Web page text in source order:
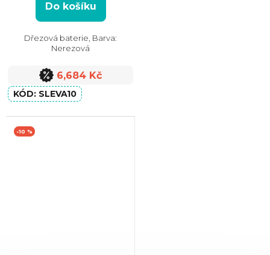
Do košíku
Dřezová baterie, Barva:
Nerezová
6,684 Kč
SLEVA10
-10 %